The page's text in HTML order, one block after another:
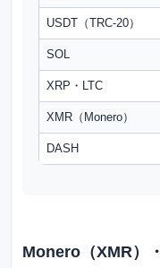
USDT（TRC-20）
SOL
XRP・LTC
XMR（Monero）
DASH
Monero（XMR）